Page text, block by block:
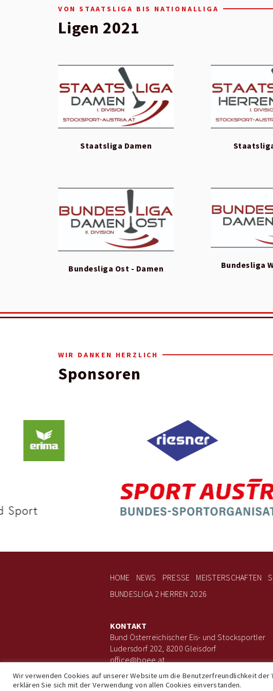
VON STAATSLIGA BIS NATIONALLIGA
Ligen 2021
Staatsliga Damen
Bundesliga Ost - Damen Bundesliga
WIR DANKEN HERZLICH
Sponsoren
HOME NEWS PRESSE MEISTERSCHAFTEN
BUNDESLIGA 2 HERREN 2026
KONTAKT
Bund Österreichischer Eis- und Stocksportler
Ludersdorf 202, 8200 Gleisdorf
office@boee.at
+43 660 506 7203
Wir verwenden Cookies auf unserer Website um die Benutzerfreundlichkeit
erklären Sie sich mit der Verwendung von allen Cookies einverstanden.